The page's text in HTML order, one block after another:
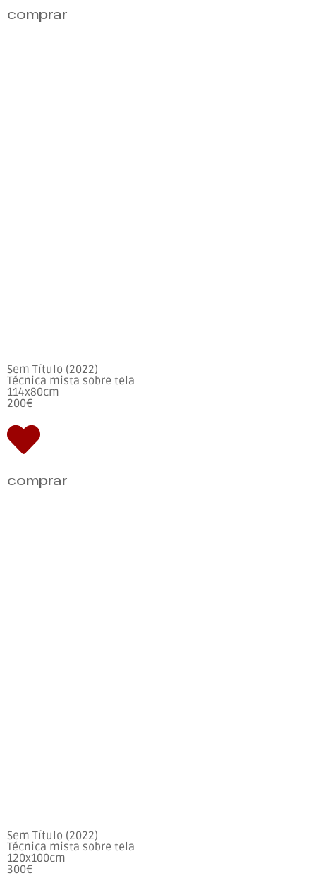
comprar
Sem Título (2022)
Técnica mista sobre tela
114x80cm
200€
comprar
Sem Título (2022)
Técnica mista sobre tela
120x100cm
300€